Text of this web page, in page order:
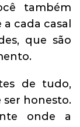
também
cada casal
que são
de tudo,
ser honesto.
onde a